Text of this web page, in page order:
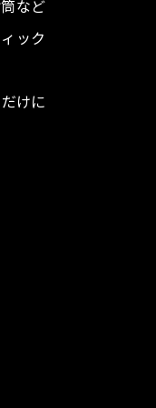
など
ック
けに